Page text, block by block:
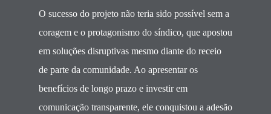
O sucesso do projeto não teria sido possível sem a
coragem e o protagonismo do síndico, que apostou
em soluções disruptivas mesmo diante do receio
de parte da comunidade. Ao apresentar os
benefícios de longo prazo e investir em
comunicação transparente, ele conquistou a adesão